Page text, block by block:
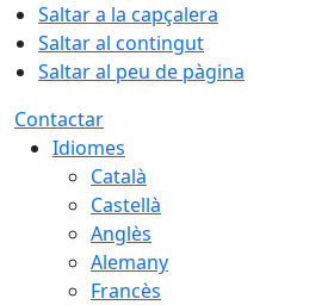
Saltar a la capçalera
Saltar al contingut
Saltar al peu de pàgina
Contactar
Idiomes
Català
Castellà
Anglès
Alemany
Francès